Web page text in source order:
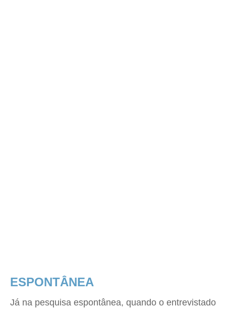
ESPONTÂNEA
Já na pesquisa espontânea, quando o entrevistado